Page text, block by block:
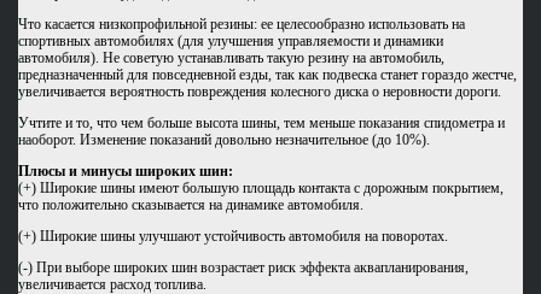
Что касается низкопрофильной резины: ее целесообразно использовать на
спортивных автомобилях (для улучшения управляемости и динамики
автомобиля). Не советую устанавливать такую резину на автомобиль,
предназначенный для повседневной езды, так как подвеска станет гораздо жестче,
увеличивается вероятность повреждения колесного диска о неровности дороги.
Учтите и то, что чем больше высота шины, тем меньше показания спидометра и
наоборот. Изменение показаний довольно незначительное (до 10%).
Плюсы и минусы широких шин:
(+) Широкие шины имеют большую площадь контакта с дорожным покрытием,
что положительно сказывается на динамике автомобиля.
(+) Широкие шины улучшают устойчивость автомобиля на поворотах.
(-) При выборе широких шин возрастает риск эффекта аквапланирования,
увеличивается расход топлива.